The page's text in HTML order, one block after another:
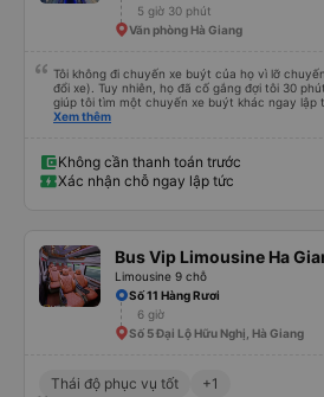
5 giờ 30 phút
Văn phòng Hà Giang
Tôi không đi chuyến xe buýt của họ vì lỡ
đổi xe). Tuy nhiên, họ đã cố gắng đợi tôi 30
giúp tôi tìm một chuyến xe buýt khác ngay lập
và chỉ cho tôi tuyến xe. Rất chuyên nghiệp.
Xem thêm
Không cần thanh toán trước
Xác nhận chỗ ngay lập tức
Bus Vip Limousine Ha
Limousine 9 chỗ
Số 11 Hàng Rươi
6 giờ
Số 5 Đại Lộ Hữu Nghị, Hà Giang
Thái độ phục vụ tốt +1